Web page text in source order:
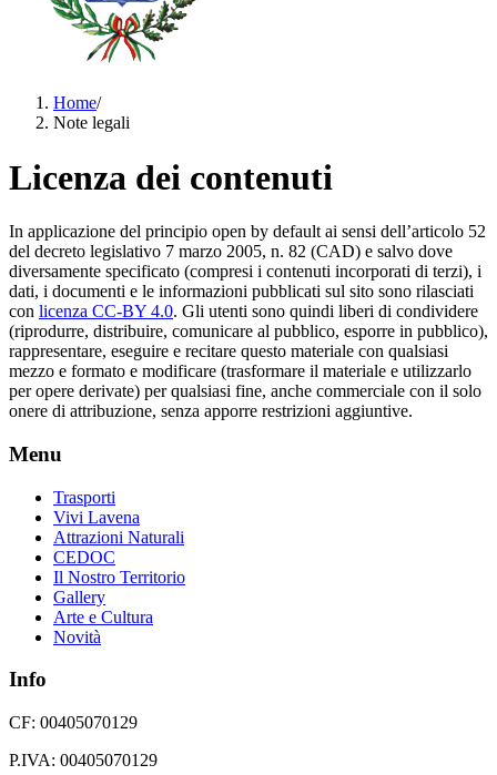
Home/
Note legali
Licenza dei contenuti
In applicazione del principio open by default ai sensi dell’articolo 52
del decreto legislativo 7 marzo 2005, n. 82 (CAD) e salvo dove
diversamente specificato (compresi i contenuti incorporati di terzi), i
dati, i documenti e le informazioni pubblicati sul sito sono rilasciati
con licenza CC-BY 4.0. Gli utenti sono quindi liberi di condividere
(riprodurre, distribuire, comunicare al pubblico, esporre in pubblico),
rappresentare, eseguire e recitare questo materiale con qualsiasi
mezzo e formato e modificare (trasformare il materiale e utilizzarlo
per opere derivate) per qualsiasi fine, anche commerciale con il solo
onere di attribuzione, senza apporre restrizioni aggiuntive.
Menu
Trasporti
Vivi Lavena
Attrazioni Naturali
CEDOC
Il Nostro Territorio
Gallery
Arte e Cultura
Novità
Info
CF: 00405070129
P.IVA: 00405070129